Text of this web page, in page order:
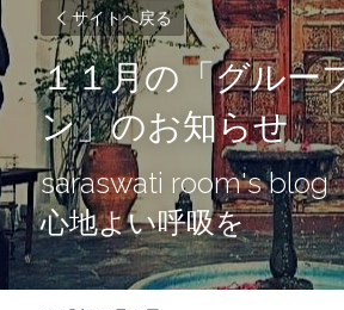
サイトへ戻る
１１月の「グルー
ン」のお知らせ
saraswati room's blog
心地よい呼吸を